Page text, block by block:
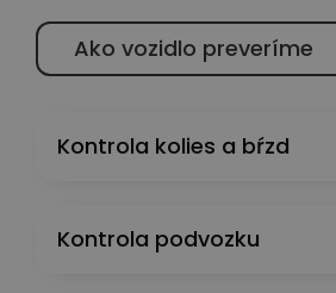
Ako vozidlo preveríme
Kontrola kolies a bŕzd
Kontrola podvozku